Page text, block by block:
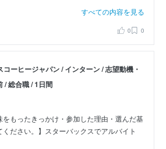
すべての内容を見る
0 0
コーヒージャパン / インターン / 志望動機・
/ 総合職 / 1日間
をもったきっかけ・参加した理由・選んだ基
ださい。】スターバックスでアルバイト